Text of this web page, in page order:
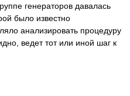
генераторов давалась
было известно
анализировать процедуру
ведет тот или иной шаг к